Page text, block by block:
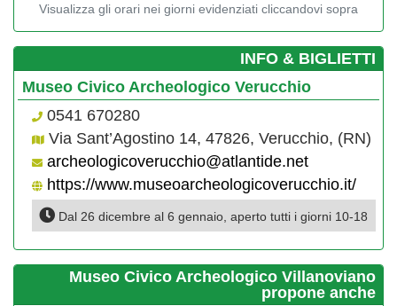
Visualizza gli orari nei giorni evidenziati cliccandovi sopra
­INFO & BIGLIETTI
Museo Civico Archeologico Verucchio
0541 670280
Via Sant’Agostino 14, 47826, Verucchio, (RN)
archeologicoverucchio@atlantide.net
https://www.museoarcheologicoverucchio.it/
Dal 26 dicembre al 6 gennaio, aperto tutti i giorni 10-18
Museo Civico Archeologico Villanoviano
propone anche